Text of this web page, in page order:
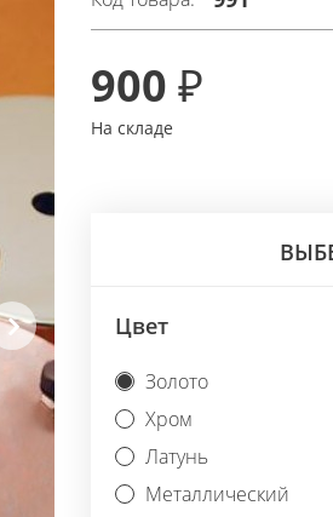
900 ₽
На складе
Цвет
Золото
Хром
Латунь
Металлический